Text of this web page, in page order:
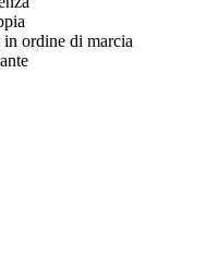
in ordine di marcia